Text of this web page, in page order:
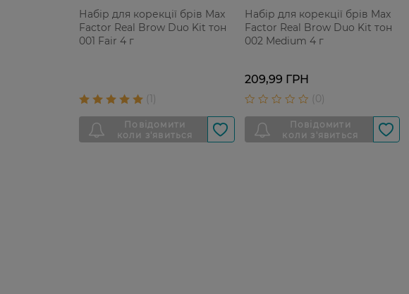
Набір для корекції брів Max
Factor Real Brow Duo Kit тон
001 Fair 4 г
Набір для корекції брів Max
Factor Real Brow Duo Kit тон
002 Medium 4 г
209,99 ГРН